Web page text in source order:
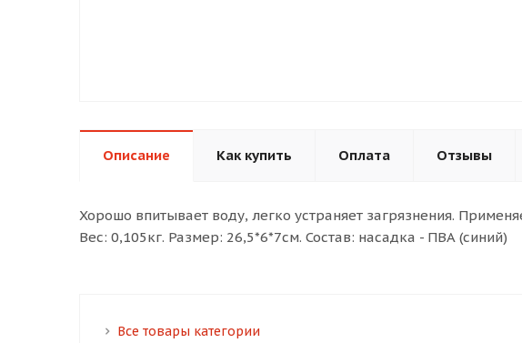
Описание Как купить Оплата Отзывы
Хорошо впитывает воду, легко устраняет загрязнения.
Вес: 0,105кг. Размер: 26,5*6*7см. Состав: насадка - ПВА (синий)
Все товары категории